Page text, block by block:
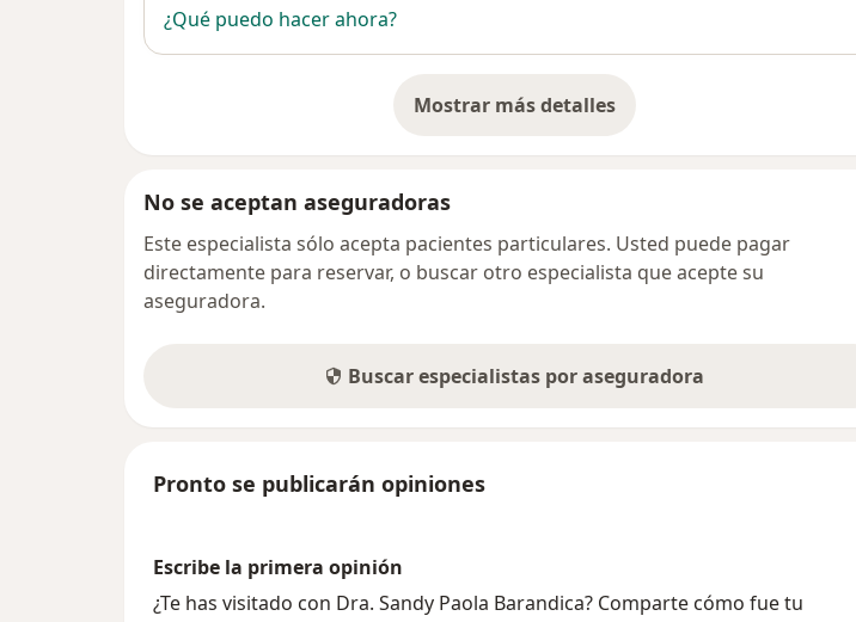
¿Qué puedo hacer ahora?
Mostrar más detalles
sobre la dirección
No se aceptan aseguradoras
Este especialista sólo acepta pacientes particulares. Usted puede pagar
directamente para reservar, o buscar otro especialista que acepte su
aseguradora.
Buscar especialistas por aseguradora
Pronto se publicarán opiniones
Escribe la primera opinión
¿Te has visitado con Dra. Sandy Paola Barandica? Comparte cómo fue tu